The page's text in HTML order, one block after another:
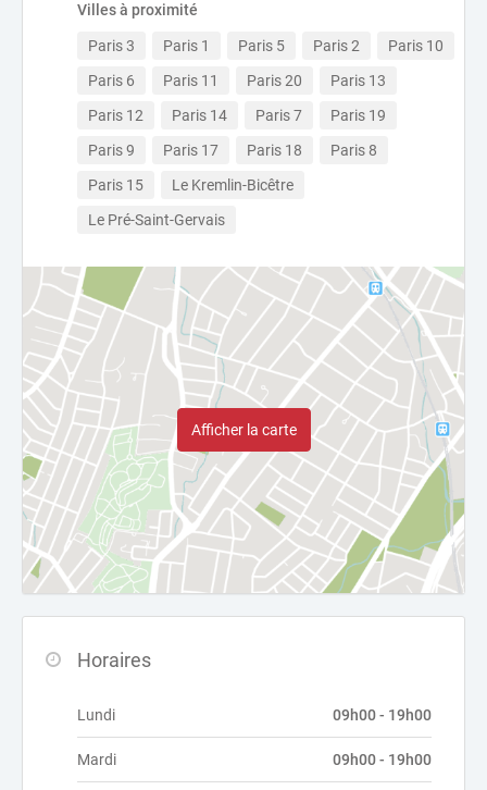
Villes à proximité
Paris 3 Paris 1 Paris 5 Paris 2
Paris 10
Paris 6
Paris 11 Paris 20
Paris 13
Paris 12
Paris 14 Paris 7
Paris 19
Paris 9
Paris 17 Paris 18
Paris 8
Paris 15
Le Kremlin-Bicêtre
Le Pré-Saint-Gervais
Afficher la carte
Horaires
Lundi 09h00 - 19h00
Mardi 09h00 - 19h00